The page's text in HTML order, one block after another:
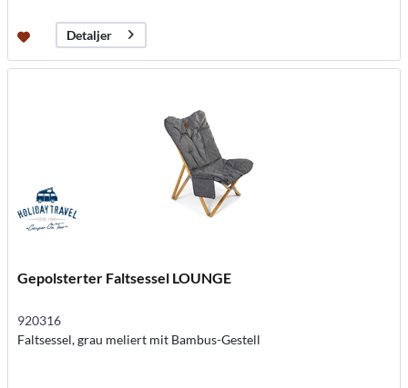
Detaljer
Gepolsterter Faltsessel LOUNGE
920316
Faltsessel, grau meliert mit Bambus-Gestell